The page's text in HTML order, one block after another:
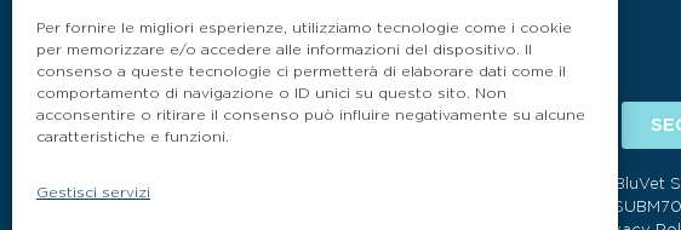
Per fornire le migliori esperienze, utilizziamo tecnologie come i cookie
per memorizzare e/o accedere alle informazioni del dispositivo. Il
consenso a queste tecnologie ci permetterà di elaborare dati come il
comportamento di navigazione o ID unici su questo sito. Non
acconsentire o ritirare il consenso può influire negativamente su alcune
caratteristiche e funzioni.
Gestisci servizi
BluVet
P.IVA 03864990134